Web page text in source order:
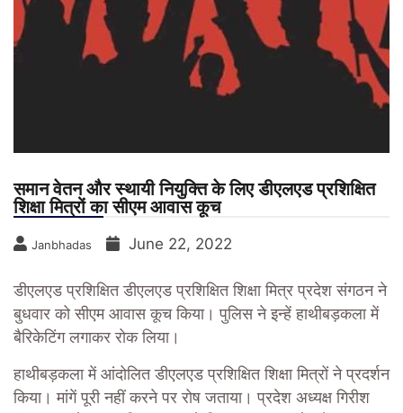
समान वेतन और स्थायी नियुक्ति के लिए डीएलएड प्रशिक्षित
शिक्षा मित्रों का सीएम आवास कूच
Janbhadas June 22, 2022
डीएलएड प्रशिक्षित डीएलएड प्रशिक्षित शिक्षा मित्र प्रदेश संगठन ने
बुधवार को सीएम आवास कूच किया। पुलिस ने इन्हें हाथीबड़कला में
बैरिकेटिंग लगाकर रोक लिया।
हाथीबड़कला में आंदोलित डीएलएड प्रशिक्षित शिक्षा मित्रों ने प्रदर्शन
किया। मांगें पूरी नहीं करने पर रोष जताया। प्रदेश अध्यक्ष गिरीश